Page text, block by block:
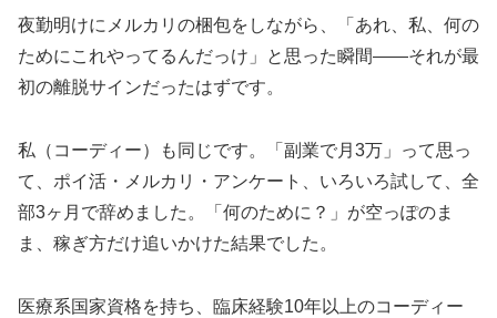
夜勤明けにメルカリの梱包をしながら、「あれ、私、何の
ためにこれやってるんだっけ」と思った瞬間——それが最
初の離脱サインだったはずです。
私（コーディー）も同じです。「副業で月3万」って思っ
て、ポイ活・メルカリ・アンケート、いろいろ試して、全
部3ヶ月で辞めました。「何のために？」が空っぽのま
ま、稼ぎ方だけ追いかけた結果でした。
医療系国家資格を持ち、臨床経験10年以上のコーディー